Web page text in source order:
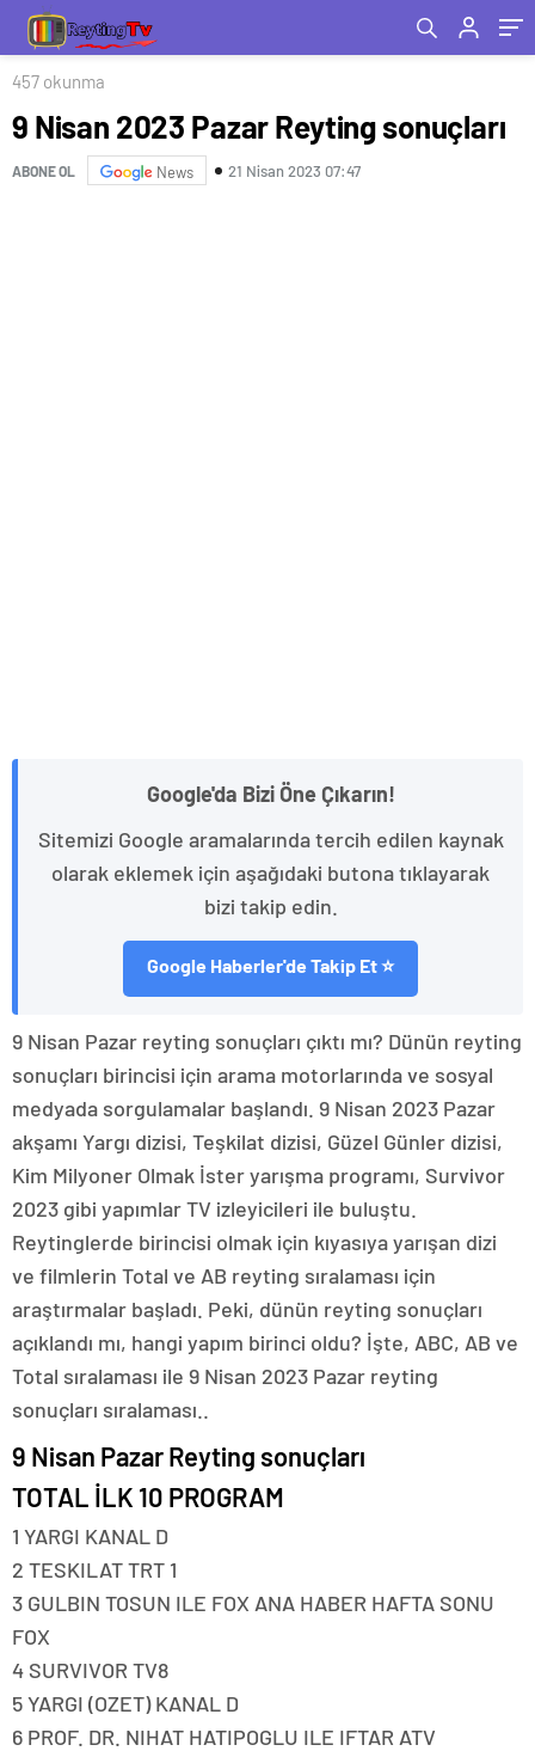
457 okunma
9 Nisan 2023 Pazar Reyting sonuçları
ABONE OL News 21 Nisan 2023 07:47
Google'da Bizi Öne Çıkarın!
Sitemizi Google aramalarında tercih edilen kaynak
olarak eklemek için aşağıdaki butona tıklayarak
bizi takip edin.
Google Haberler'de Takip Et ⭐
9 Nisan Pazar reyting sonuçları çıktı mı? Dünün reyting
sonuçları birincisi için arama motorlarında ve sosyal
medyada sorgulamalar başlandı. 9 Nisan 2023 Pazar
akşamı Yargı dizisi, Teşkilat dizisi, Güzel Günler dizisi,
Kim Milyoner Olmak İster yarışma programı, Survivor
2023 gibi yapımlar TV izleyicileri ile buluştu.
Reytinglerde birincisi olmak için kıyasıya yarışan dizi
ve filmlerin Total ve AB reyting sıralaması için
araştırmalar başladı. Peki, dünün reyting sonuçları
açıklandı mı, hangi yapım birinci oldu? İşte, ABC, AB ve
Total sıralaması ile 9 Nisan 2023 Pazar reyting
sonuçları sıralaması..
9 Nisan Pazar Reyting sonuçları
TOTAL İLK 10 PROGRAM
1 YARGI KANAL D
2 TESKILAT TRT 1
3 GULBIN TOSUN ILE FOX ANA HABER HAFTA SONU
FOX
4 SURVIVOR TV8
5 YARGI (OZET) KANAL D
6 PROF. DR. NIHAT HATIPOGLU ILE IFTAR ATV